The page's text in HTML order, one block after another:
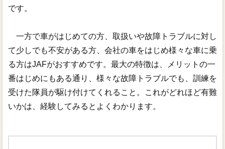
です。
一方で車がはじめての方、取扱いや故障トラブルに対し
て少しでも不安がある方、会社の車をはじめ様々な車に乗
る方はJAFがおすすめです。最大の特徴は、メリットの一
番はじめにもある通り、様々な故障トラブルでも、訓練を
受けた隊員が駆け付けてくれること。これがどれほど有難
いかは、経験してみるとよくわかります。